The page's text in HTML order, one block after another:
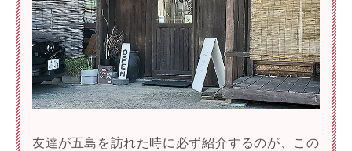
友達が五島を訪れた時に必ず紹介するのが、この